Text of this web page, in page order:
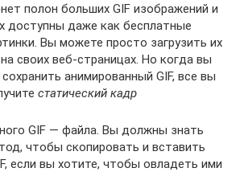
полон больших GIF изображений и
доступны даже как бесплатные
Вы можете просто загрузить их
своих веб-страницах. Но когда вы
анимированный GIF, все вы
статический кадр
GIF — файла. Вы должны знать
чтобы скопировать и вставить
если вы хотите, чтобы овладеть ими